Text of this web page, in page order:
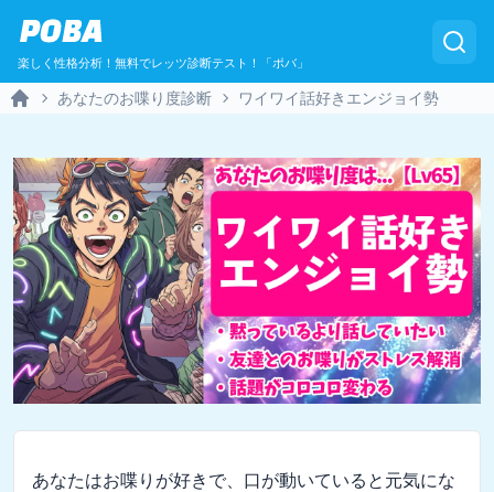
POBA
楽しく性格分析！無料でレッツ診断テスト！「ポバ」
あなたのお喋り度診断 ワイワイ話好きエンジョイ勢
あなたはお喋りが好きで、口が動いていると元気にな